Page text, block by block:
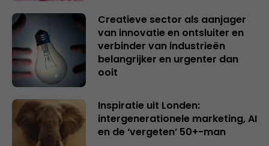
Creatieve sector als aanjager
van innovatie en ontsluiter en
verbinder van industrieën
belangrijker en urgenter dan
ooit
Inspiratie uit Londen:
intergenerationele marketing, AI
en de ‘vergeten’ 50+-man